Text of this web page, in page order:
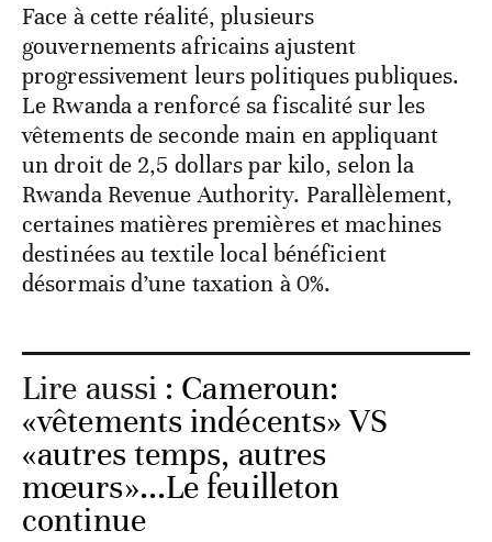
Face à cette réalité, plusieurs
gouvernements africains ajustent
progressivement leurs politiques publiques.
Le Rwanda a renforcé sa fiscalité sur les
vêtements de seconde main en appliquant
un droit de 2,5 dollars par kilo, selon la
Rwanda Revenue Authority. Parallèlement,
certaines matières premières et machines
destinées au textile local bénéficient
désormais d’une taxation à 0%.
Lire aussi : Cameroun:
«vêtements indécents» VS
«autres temps, autres
mœurs»...Le feuilleton
continue